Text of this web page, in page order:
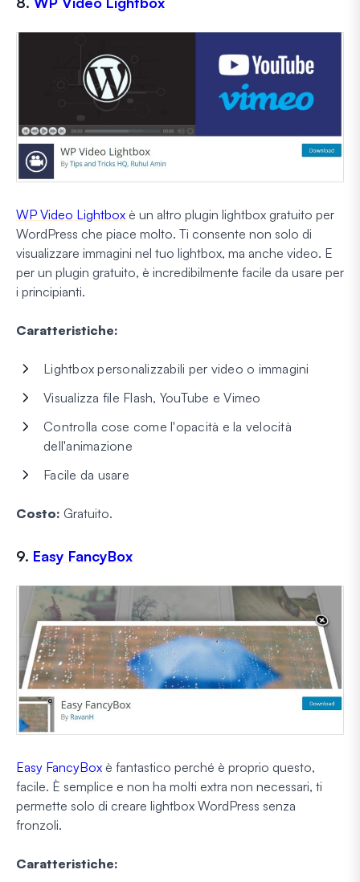
WP Video Lightbox è un altro plugin lightbox gratuito per
WordPress che piace molto. Ti consente non solo di
visualizzare immagini nel tuo lightbox, ma anche video. E
per un plugin gratuito, è incredibilmente facile da usare per
i principianti.
Caratteristiche:
Lightbox personalizzabili per video o immagini
Visualizza file Flash, YouTube e Vimeo
Controlla cose come l'opacità e la velocità
dell'animazione
Facile da usare
Costo: Gratuito.
9. Easy FancyBox
Easy FancyBox è fantastico perché è proprio questo,
facile. È semplice e non ha molti extra non necessari, ti
permette solo di creare lightbox WordPress senza
fronzoli.
Caratteristiche: